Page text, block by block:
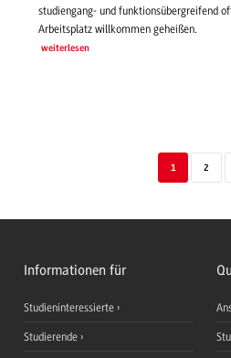
studiengang- und funktionsübergreifend
Arbeitsplatz willkommen geheißen.
weiterlesen
1 2
Informationen für
Studieninteressierte
Studierende